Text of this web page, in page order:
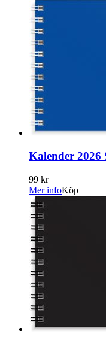
Kalender 2026
99 kr
Mer infoKöp